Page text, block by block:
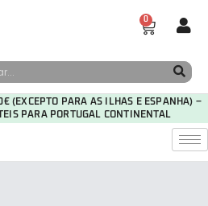
0
(EXCEPTO PARA AS ILHAS E ESPANHA) –
PARA PORTUGAL CONTINENTAL